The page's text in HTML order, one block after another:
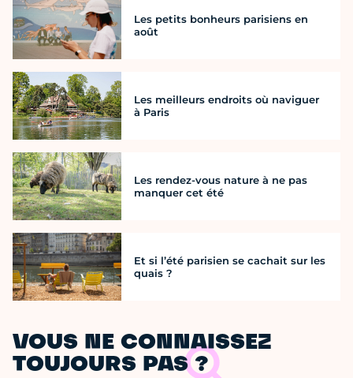
Les petits bonheurs parisiens en
août
Les meilleurs endroits où naviguer
à Paris
Les rendez-vous nature à ne pas
manquer cet été
Et si l’été parisien se cachait sur les
quais ?
VOUS NE CONNAISSEZ
TOUJOURS PAS ?